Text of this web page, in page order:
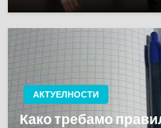
АКТУЕЛНОСТИ
Како требамо